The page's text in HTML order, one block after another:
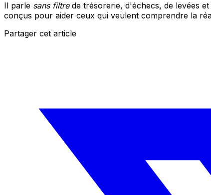
Il parle sans filtrede trésorerie, d'échecs, de levées
conçus pour aider ceux qui veulent comprendre la
Partager cet article